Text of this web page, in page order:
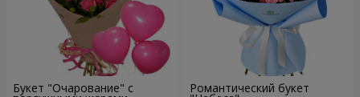
Букет "Очарование" с Романтический букет